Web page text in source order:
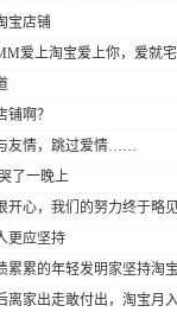
宝店铺
爱上淘宝爱上你，爱就宅
啊？
友情，跳过爱情……
了一晚上
开心，我们的努力终于略
更应坚持
累累的年轻发明家坚持淘
离家出走敢付出，淘宝月